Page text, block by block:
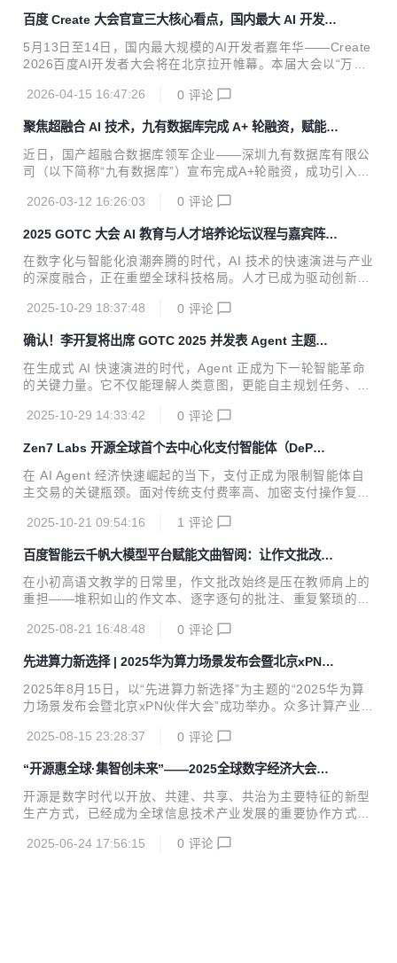
有的工具服务和社区运营方，转型为贯穿K12基础教育、高等
教育全学段，可提供AI基础设施建设及全周期人才培养解决方
案的综合服务平台。 深耕行业论坛，AI筑基育才 4月24日下
在四川省成都市中国西部国际博览城举办。中国教育装备行业
百度 Create 大会官宣三大核心看点，国内最大 AI 开发者
嘉年华 5 月北京揭幕
5月13日至14日，国内最大规模的AI开发者嘉年华——Create
2026百度AI开发者大会将在北京拉开帷幕。本届大会以“万物
合二为一，集中展示百度智能云AI Infra与Agent Infra重大技
验三大核心看点。对于寻求AI落地的企业决策者而言，这意味
着可以在两天内一次性获取百度智能云的全栈技术图谱；对于
开发者而言，则意味着全景把握 AI 技术栈最新演进方向的关
a 重大突破，多款全新产品重磅...
2026-04-15 16:47:26 0 评论
聚焦超融合 AI 技术，九有数据库完成 A+ 轮融资，赋能信
创产业升级
近日，国产超融合数据库领军企业——深圳九有数据库有限公
司（以下简称“九有数据库”）宣布完成A+轮融资，成功引入松
产数据库领域的后起之秀与投资热门标的，持续获得多轮融资
的高度认可。 九有数据库成立于2021年，专注于国产数据库
这一“卡脖子”技术领域，打造以新一代架构为基础的九有超融
合AI数据库产品。核心技术团队由北京大学等知名高校在数据
模态超融合数据库是适配AI全流程落地、释放多源数据价值的
2026-03-12 16:26:03 0 评论
2025 GOTC 大会 AI 教育与人才培养论坛议程与嘉宾阵容
曝光！
在数字化与智能化浪潮奔腾的时代，AI 技术的快速演进与产业
的深度融合，正在重塑全球科技格局。人才已成为驱动创新与
切需求，助力行业破解技术人才困境，由 Linux Foundation
ernational、LF AI & DATA APAC RUG 支持的「AI 教育与人
才培养论坛」，即将在 GOTC大会期间 2025 年 11 月 2 日
（周日） 在北京亦庄·通明湖会展中心盛大启幕！ 作为 GOTC
养论坛将...
2025-10-29 18:37:48 0 评论
确认！李开复将出席 GOTC 2025 并发表 Agent 主题演
讲
在生成式 AI 快速演进的时代，Agent 正成为下一轮智能革命
的关键力量。它不仅能理解人类意图，更能自主规划任务、调
业组织形态以及软件开发的底层范式。 零一万物 CEO、创新
技术峰会（GOTC 2025） 上发表主题演讲 《拥抱开源生态，
共创 AI Agent 颠覆式创新》。李开复将深度解析生成式 AI 如
何从“被动应答”的 ChatBot 时代，跨越到“主动协作、具备目
与开发者带来的真实机会与挑战。 零一万物 CEO、...
2025-10-29 14:33:42 0 评论
Zen7 Labs 开源全球首个去中心化支付智能体（DeP
A），打造下一代 AI Agent 金融基础设施
在 AI Agent 经济快速崛起的当下，支付正成为限制智能体自
主交易的关键瓶颈。面对传统支付费率高、加密支付操作复
DePA（Decentralized Payment Agent，去中心化支付智能
7 Payment Agent。Zen7 Labs 是一家专注于智能计算与 Ag
ent 技术创新的国际化团队，核心成员来自 Google、Oracl
e、阿里巴巴、京东等顶尖科技公司。凭借深厚的技术积累与
元级的...
2025-10-21 09:54:16 1 评论
百度智能云千帆大模型平台赋能文曲智阅：让作文批改迈
入智能高效新时代
在小初高语文教学的日常里，作文批改始终是压在教师肩上的
重担——堆积如山的作文本、逐字逐句的批注、重复繁琐的反
性化地剖析。 而当文曲智阅牵手百度智能云千帆大模型平台
效重复”到“智能精准”的颠覆性变革。 从“教师埋首作业本”到“A
I深度伴学”：技术重构 批改场景传统作文批改的困境，本质是
“人力极限”与“个性化需求”的矛盾。一位语文教师日均需批改3
质化，更难针对不同学段、不同水平的学生提供差异化指导。
2025-08-21 16:48:48 0 评论
先进算力新选择 | 2025华为算力场景发布会暨北京xPN伙
伴大会成功举办
2025年8月15日，以“先进算力新选择”为主题的“2025华为算
力场景发布会暨北京xPN伙伴大会”成功举办。众多计算产业和
合，共同探讨如何推动算力价值释放；同时分享了华为在通用
昇腾、鲲鹏体系，与伙伴在教育、政务、医疗、制造等场景的
创新实践。会上还重磅发布了“xPN先锋行动”，华为将从研营
销供服全方位支撑伙伴，深耕根技术，协同伙伴打造有竞争力
2025华为算力场景发布会暨北京xPN伙伴大会现场 华为商业
2025-08-15 23:28:37 0 评论
“开源惠全球·集智创未来”——2025全球数字经济大会全
球开源创新发展论坛即将召开
开源是数字时代以开放、共建、共享、共治为主要特征的新型
生产方式，已经成为全球信息技术产业发展的重要协作方式和
作，助力北京市数字友好城市建设，全球开源创新发展论坛
2025-06-24 17:56:15 0 评论